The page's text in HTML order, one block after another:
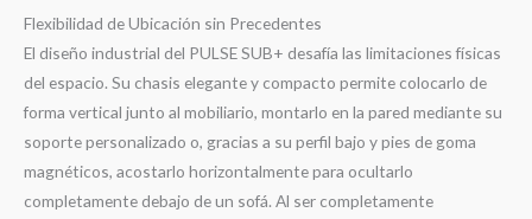
Flexibilidad de Ubicación sin Precedentes
El diseño industrial del PULSE SUB+ desafía las limitaciones físicas
del espacio. Su chasis elegante y compacto permite colocarlo de
forma vertical junto al mobiliario, montarlo en la pared mediante su
soporte personalizado o, gracias a su perfil bajo y pies de goma
magnéticos, acostarlo horizontalmente para ocultarlo
completamente debajo de un sofá. Al ser completamente